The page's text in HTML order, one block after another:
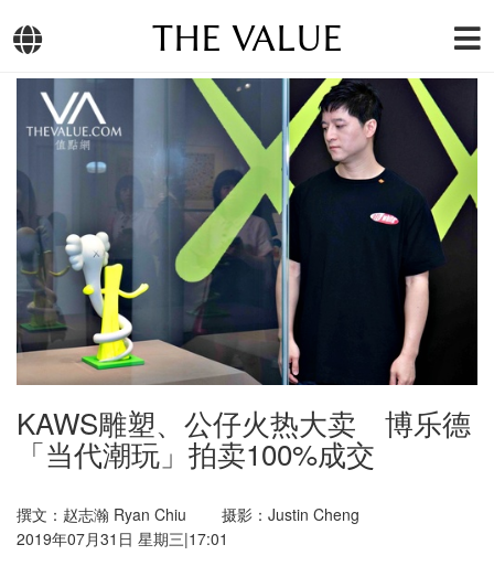
THE VALUE
KAWS雕塑、公仔火热大卖 博乐德
「当代潮玩」拍卖100%成交
撰文：赵志瀚 Ryan Chiu 摄影：Justin Cheng
2019年07月31日 星期三|17:01